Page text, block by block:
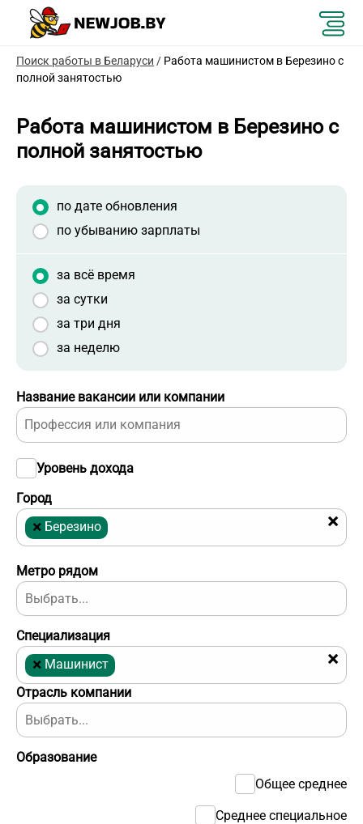
Поиск работы в Беларуси / Работа машинистом в Березино с
полной занятостью
Работа машинистом в Березино с
полной занятостью
Отрасль компании
Название вакансии или компании
Город
×
× Березино
Уровень дохода
Образование
Общее среднее
Среднее специальное
Метро рядом
по дате обновления
по убыванию зарплаты
за всё время
за сутки
за три дня
за неделю
Специализация
×
× Машинист